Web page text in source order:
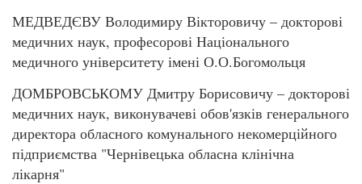
МЕДВЕДЄВУ Володимиру Вікторовичу – докторові
медичних наук, професорові Національного
медичного університету імені О.О.Богомольця
ДОМБРОВСЬКОМУ Дмитру Борисовичу – докторові
медичних наук, виконувачеві обов'язків генерального
директора обласного комунального некомерційного
підприємства "Чернівецька обласна клінічна
лікарня"